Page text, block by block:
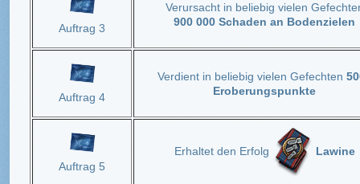
Auftrag 3
Verursacht in beliebig vielen
900 000 Schaden an Bodenzielen
Auftrag 4
Verdient in beliebig vielen Gefechten
Eroberungspunkte
Auftrag 5
Erhaltet den Erfolg Lawine